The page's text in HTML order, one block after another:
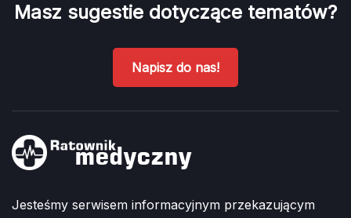
Masz sugestie dotyczące tematów?
Napisz do nas!
Jesteśmy serwisem informacyjnym przekazującym